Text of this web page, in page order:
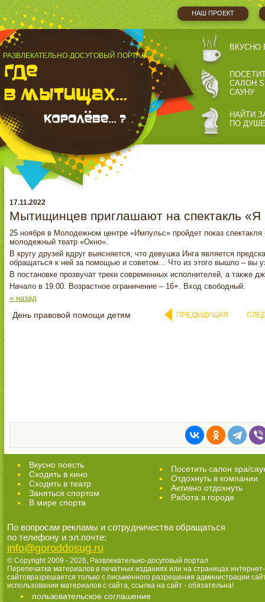
НАШ ПРОЕКТ
РАЗВЛЕКАТЕЛЬНО-ДОСУГОВЫЙ ПОРТАЛ
ВКУСНО
САЛОН
САУНУ
НАЙТИ
ПО ДУШЕ
17.11.2022
Мытищинцев приглашают на спектакль «Я
25 ноября в Молодежном центре «Импульс» пройдет показ
молодежный театр «Окно».
В кругу друзей вдруг выясняется, что девушка Инга является
обращаться к ней за помощью и советом... Что из этого вышло – вы
В постановке прозвучат треки современных исполнителей, а также
Начало в 19.00. Возрастное ограничение – 16+. Вход свободный.
« назад
День правовой помощи детям ПРЕДЫДУЩАЯ
Вкусно поесть
Сходить в кино
Cходить в театр
Заняться спортом
В мире спорта
Посетить салон spa/
Отдохнуть в компании
Активно отдохнуть
Работа в городе
По вопросам рекламы и сотрудничества обращаться
по телефону и эл.почте:
info@goroddosug.ru
© Copyright 2009 - 2026, Развлекательно-досуговый портал
Перепечатка материалов в печатных изданиях или на страницах интернет-
сайтовразрешается только с письменного разрешения администрации
использовании материалов с сайта, ссылка на сайт - обязательна!
пользовательское соглашение